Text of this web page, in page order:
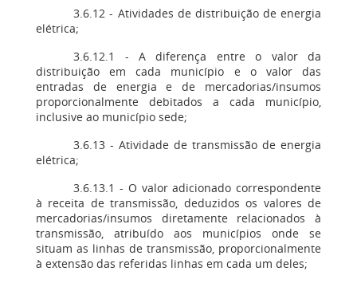
3.6.12 - Atividades de distribuição de energia
elétrica;
3.6.12.1 - A diferença entre o valor da
distribuição em cada município e o valor das
entradas de energia e de mercadorias/insumos
proporcionalmente debitados a cada município,
inclusive ao município sede;
3.6.13 - Atividade de transmissão de energia
elétrica;
3.6.13.1 - O valor adicionado correspondente
à receita de transmissão, deduzidos os valores de
mercadorias/insumos diretamente relacionados à
transmissão, atribuído aos municípios onde se
situam as linhas de transmissão, proporcionalmente
à extensão das referidas linhas em cada um deles;